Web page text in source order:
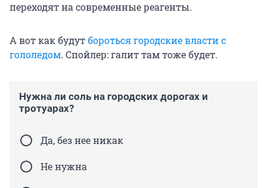
переходят на современные реагенты.
А вот как будутбороться городские власти с
гололедом. Спойлер: галит там тоже будет.
Нужна ли соль на городских дорогах и
тротуарах?
Да, без нее никак
Не нужна